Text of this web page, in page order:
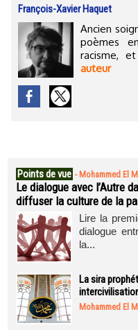
François-Xavier Haquet
Ancien
poèmes
racisme,
auteur
Points de vue - Mohammed El
Le dialogue avec l’Autre
diffuser la culture de la
Lire la
dialogue
la...
La sira
Mohammed El